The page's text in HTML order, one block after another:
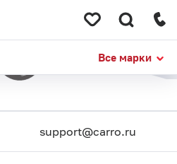
Все марки
support@carro.ru